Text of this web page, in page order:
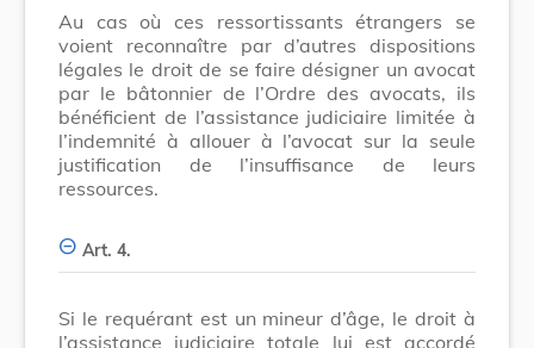
Au cas où ces ressortissants étrangers se
voient reconnaître par d’autres dispositions
légales le droit de se faire désigner un avocat
par le bâtonnier de l’Ordre des avocats, ils
bénéficient de l’assistance judiciaire limitée à
l’indemnité à allouer à l’avocat sur la seule
justification de l’insuffisance de leurs
ressources.
Art. 4.
Si le requérant est un mineur d’âge, le droit à
l’assistance judiciaire totale lui est accordé